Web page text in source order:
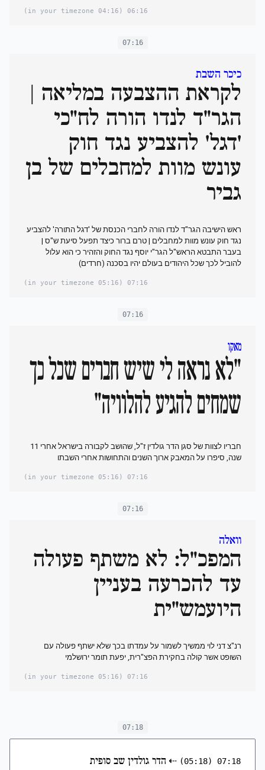
06:16
(04:16 in your timezone)
07:16
כיכר השבת
לקראת ההצבעה במליאה |
הגר"ד לנדו הורה לח"כי
'דגל' להצביע נגד חוק
עונש מוות למחבלים של בן
גביר
ראש הישיבה הגר"ד לנדו הורה לחברי הכנסת של 'דגל התורה' להצביע
נגד חוק עונש מוות למחבלים | טרם ברור כיצד תפעל סיעת ש"ס |
בעבר התבטא הראש"ל הגר"י יוסף נגד החוק והזהיר כי הוא עלול
להוביל לכך שכל היהודים בעולם יהיו בסכנה (חרדים)
07:16
(05:16 in your timezone)
07:16
מאקו
"לא נראה לי שיש חברים שכל כך
שמחים להגיע להלוויה"
חבריו לצוות של סגן הדר גולדין ז"ל, שהושב לקבורה בישראל אחרי 11
שנה, סיפרו על המאבק ארוך השנים והתחושות אחרי השבתו
07:16
(05:16 in your timezone)
07:16
וואלה
המפכ"ל: לא משתף פעולה
עד להכרעה בעניין
היועמש"ית
רנ"צ דני לוי ממשיך לשמור על עמדתו בכך שלא ישתף פעולה עם
השופט אשר קולה בחקירת הפצ"רית, יפעת תומר ירושלמי
07:16
(05:16 in your timezone)
07:18
07:18
(05:18)
⇠ הדר גולדין שב סופית